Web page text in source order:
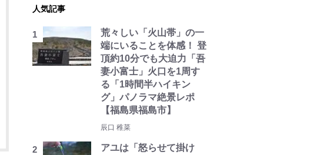
人気記事
荒々しい「火山帯」の一
端にいることを体感！ 登
頂約10分でも大迫力「吾
妻小富士」火口を1周す
る「1時間半ハイキン
グ」パノラマ絶景レポ
【福島県福島市】
辰口 稚菜
アユは「怒らせて掛け